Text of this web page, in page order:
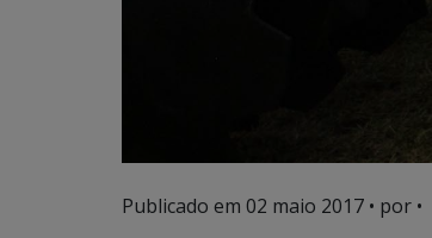
Publicado em 02 maio 2017 • por •